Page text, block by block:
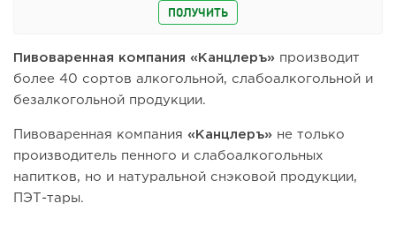
ПОЛУЧИТЬ
Пивоваренная компания «Канцлеръ» производит
более 40 сортов алкогольной, слабоалкогольной и
безалкогольной продукции.
Пивоваренная компания «Канцлеръ» не только
производитель пенного и слабоалкогольных
напитков, но и натуральной снэковой продукции,
ПЭТ-тары.